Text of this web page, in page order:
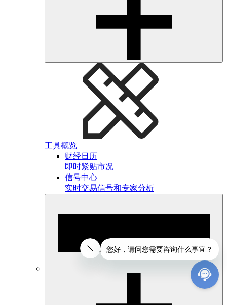
工具概览
财经日历
即时紧贴市况
信号中心
实时交易信号和专家分析